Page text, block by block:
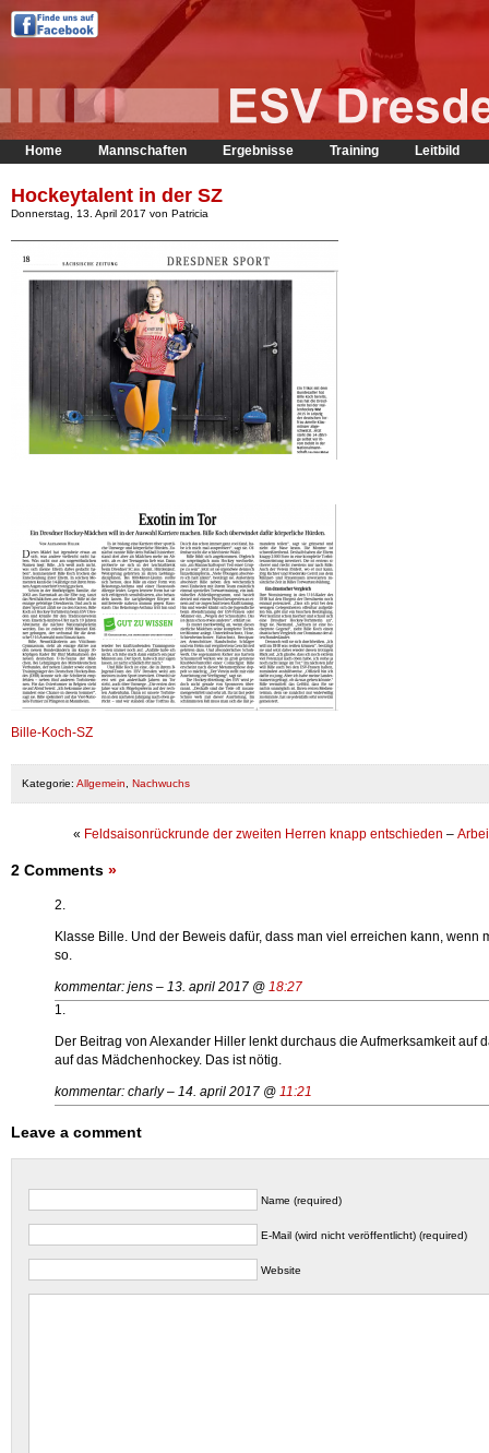
Home Mannschaften Ergebnisse Training Leitbild
Hockeytalent in der SZ
Donnerstag, 13. April 2017 von Patricia
Bille-Koch-SZ
Kategorie: Allgemein Nachwuchs
« Feldsaisonrückrunde der zweiten Herren knapp entschieden –
2 Comments »
2.
Klasse Bille. Und der Beweis dafür, dass man viel erreichen kann, wenn
so.
kommentar: jens – 13. april 2017 @ 18:27
1.
Der Beitrag von Alexander Hiller lenkt durchaus die Aufmerksamkeit auf
auf das Mädchenhockey. Das ist nötig.
kommentar: charly – 14. april 2017 @ 11:21
Leave a comment
Name (required)
E-Mail (wird nicht veröffentlicht) (required)
Website